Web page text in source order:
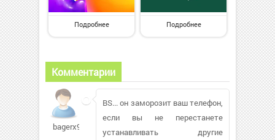
Подробнее Подробнее
Комментарии
bagerx99
BS... он заморозит ваш телефон,
если вы не перестанете
устанавливать другие